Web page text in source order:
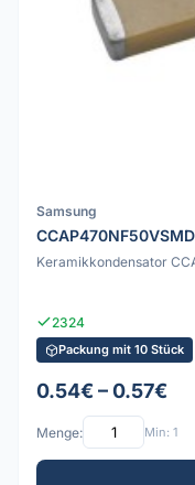
Samsung
CCAP470NF50VSMD
Keramikkondensator
2324
Packung mit 10 Stück
0.54€ – 0.57€
Menge: Min: 1